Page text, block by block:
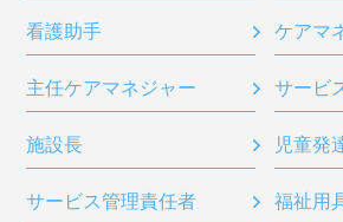
看護助手 ケアマ
主任ケアマネジャー サービ
施設長 児童発
サービス管理責任者 福祉用